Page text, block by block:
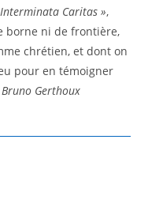
Caritas »,
borne ni de frontière,
chrétien, et dont on
pour en témoigner
Bruno Gerthoux